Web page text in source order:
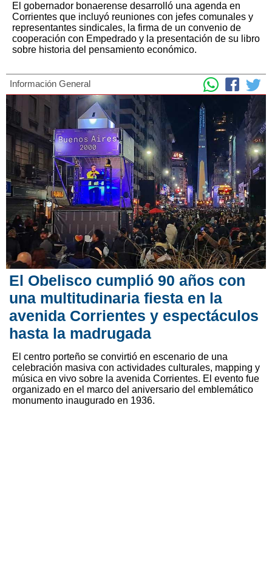
El gobernador bonaerense desarrolló una agenda en
Corrientes que incluyó reuniones con jefes comunales y
representantes sindicales, la firma de un convenio de
cooperación con Empedrado y la presentación de su libro
sobre historia del pensamiento económico.
Información General
El Obelisco cumplió 90 años con
una multitudinaria fiesta en la
avenida Corrientes y espectáculos
hasta la madrugada
El centro porteño se convirtió en escenario de una
celebración masiva con actividades culturales, mapping y
música en vivo sobre la avenida Corrientes. El evento fue
organizado en el marco del aniversario del emblemático
monumento inaugurado en 1936.